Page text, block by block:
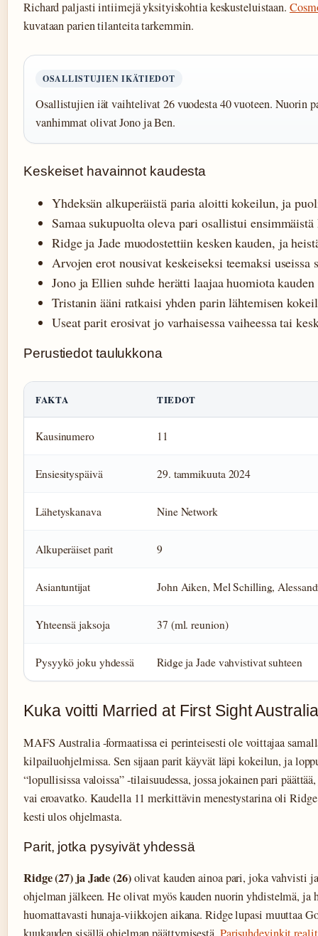
Richard paljasti intiimejä yksityiskohtia keskusteluistaan.
kuvataan parien tilanteita tarkemmin.
OSALLISTUJIEN IKÄTIEDOT
Osallistujien iät vaihtelivat 26 vuodesta 40 vuoteen. Nuorin
vanhimmat olivat Jono ja Ben.
Keskeiset havainnot kaudesta
Yhdeksän alkuperäistä paria aloitti kokeilun, ja
Samaa sukupuolta oleva pari osallistui
Ridge ja Jade muodostettiin kesken kauden, ja
Arvojen erot nousivat keskeiseksi teemaksi useissa
Jono ja Ellien suhde herätti laajaa huomiota kauden
Tristanin ääni ratkaisi yhden parin lähtemisen
Useat parit erosivat jo varhaisessa vaiheessa tai
Perustiedot taulukkona
FAKTA TIEDOT
Kausinumero 11
Ensiesityspäivä 29. tammikuuta 2024
Lähetyskanava Nine Network
Alkuperäiset parit 9
Asiantuntijat John Aiken, Mel Schilling,
Yhteensä jaksoja 37 (ml. reunion)
Pysyykö joku yhdessä Ridge ja Jade vahvistivat suhteen
Kuka voitti Married at First Sight
MAFS Australia -formaatissa ei perinteisesti ole voittajaa
kilpailuohjelmissa. Sen sijaan parit käyvät läpi kokeilun, ja
“lopullisissa valoissa” -tilaisuudessa, jossa jokainen pari
vai eroavatko. Kaudella 11 merkittävin menestystarina oli Ridge
kesti ulos ohjelmasta.
Parit, jotka pysyivät yhdessä
Ridge (27) ja Jade (26)olivat kauden ainoa pari, joka vahvisti
ohjelman jälkeen. He olivat myös kauden nuorin yhdistelmä, ja
huomattavasti hunaja-viikkojen aikana. Ridge lupasi muuttaa